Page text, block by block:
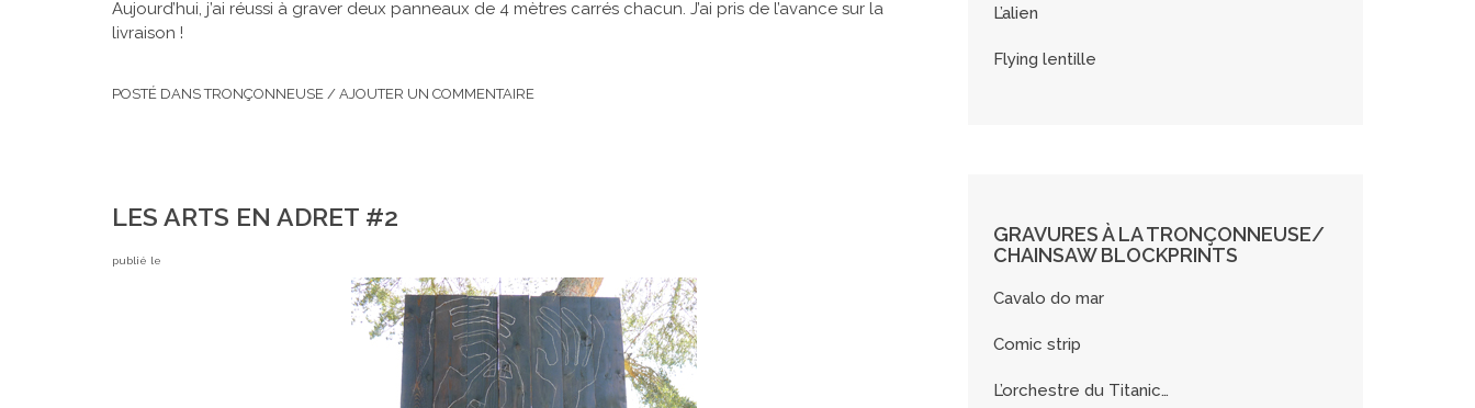
Aujourd’hui, j’ai réussi à graver deux panneaux de 4 mètres carrés chacun. J’ai pris de l’avance sur la
livraison !
POSTÉ DANSTRONÇONNEUSE / AJOUTER UN COMMENTAIRE
LES ARTS EN ADRET #2
publié le
L’alien
Flying lentille
GRAVURES À LA TRONÇONNEUSE/
CHAINSAW BLOCKPRINTS
Cavalo do mar
Comic strip
L’orchestre du Titanic…